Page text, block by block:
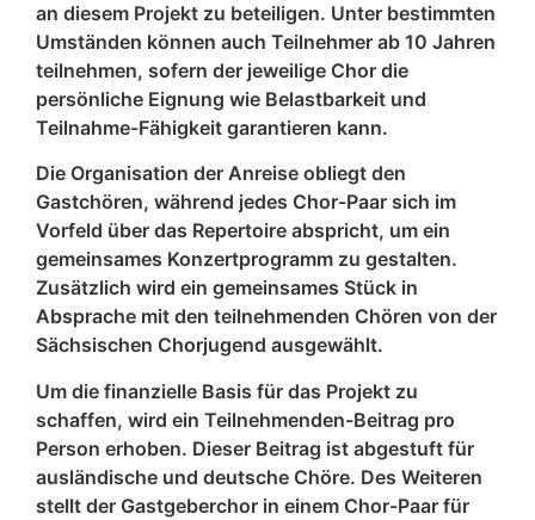
an diesem Projekt zu beteiligen. Unter bestimmten
Umständen können auch Teilnehmer ab 10 Jahren
teilnehmen, sofern der jeweilige Chor die
persönliche Eignung wie Belastbarkeit und
Teilnahme-Fähigkeit garantieren kann.
Die Organisation der Anreise obliegt den
Gastchören, während jedes Chor-Paar sich im
Vorfeld über das Repertoire abspricht, um ein
gemeinsames Konzertprogramm zu gestalten.
Zusätzlich wird ein gemeinsames Stück in
Absprache mit den teilnehmenden Chören von der
Sächsischen Chorjugend ausgewählt.
Um die finanzielle Basis für das Projekt zu
schaffen, wird ein Teilnehmenden-Beitrag pro
Person erhoben. Dieser Beitrag ist abgestuft für
ausländische und deutsche Chöre. Des Weiteren
stellt der Gastgeberchor in einem Chor-Paar für